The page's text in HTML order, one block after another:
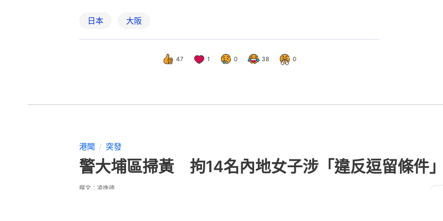
日本 大阪
47 1 0 38 0
港聞 突發
警大埔區掃黃 拘14名內地女子涉「違反逗留條件」
撰文： 凌逸德